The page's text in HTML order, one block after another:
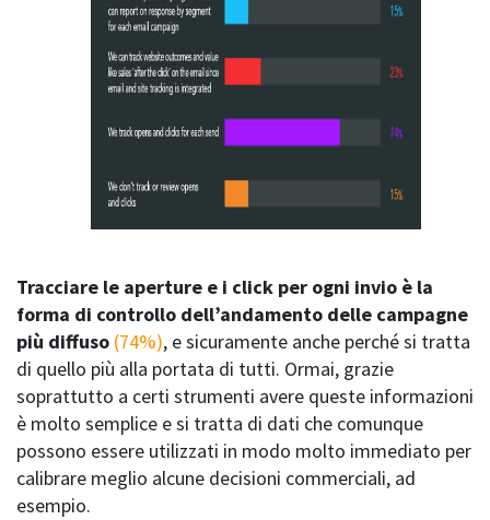
Tracciare le aperture e i click per ogni invio è la
forma di controllo dell’andamento delle campagne
più diffuso (74%), e sicuramente anche perché si tratta
di quello più alla portata di tutti. Ormai, grazie
soprattutto a certi strumenti avere queste informazioni
è molto semplice e si tratta di dati che comunque
possono essere utilizzati in modo molto immediato per
calibrare meglio alcune decisioni commerciali, ad
esempio.